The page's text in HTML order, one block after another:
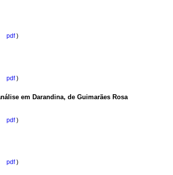
pdf)
pdf)
em Darandina, de Guimarães Rosa
pdf)
pdf)